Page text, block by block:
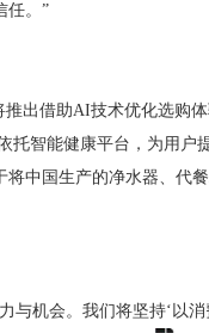
任。”
推出借助AI技术优化选购
托智能健康平台，为用户
中国生产的净水器、代
与机会。我们将坚持‘以